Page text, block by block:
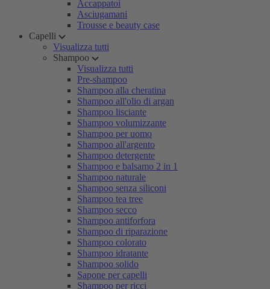
Accappatoi
Asciugamani
Trousse e beauty case
Capelli
Visualizza tutti
Shampoo
Visualizza tutti
Pre-shampoo
Shampoo alla cheratina
Shampoo all'olio di argan
Shampoo lisciante
Shampoo volumizzante
Shampoo per uomo
Shampoo all'argento
Shampoo detergente
Shampoo e balsamo 2 in 1
Shampoo naturale
Shampoo senza siliconi
Shampoo tea tree
Shampoo secco
Shampoo antiforfora
Shampoo di riparazione
Shampoo colorato
Shampoo idratante
Shampoo solido
Sapone per capelli
Shampoo per ricci